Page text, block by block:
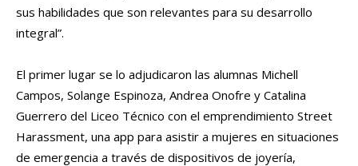
sus habilidades que son relevantes para su desarrollo
integral”.
El primer lugar se lo adjudicaron las alumnas Michell
Campos, Solange Espinoza, Andrea Onofre y Catalina
Guerrero del Liceo Técnico con el emprendimiento Street
Harassment, una app para asistir a mujeres en situaciones
de emergencia a través de dispositivos de joyería,